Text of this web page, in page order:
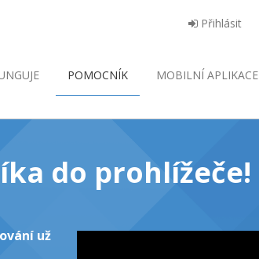
Přihlásit
POMOCNÍK MOBILNÍ APLIKACE
do prohlížeče!
už